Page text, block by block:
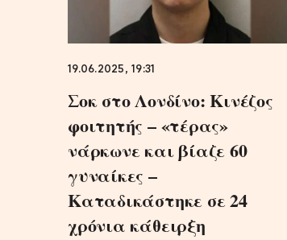
19.06.2025, 19:31
Σοκ στο Λονδίνο: Κινέζος
φοιτητής – «τέρας»
νάρκωνε και βίαζε 60
γυναίκες –
Καταδικάστηκε σε 24
χρόνια κάθειρξη